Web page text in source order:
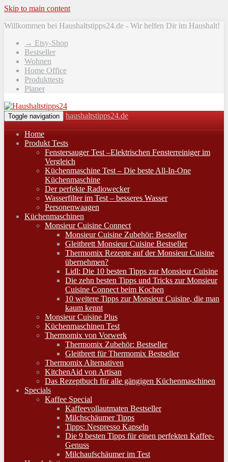
Skip to main content
Willkommen bei Haushaltstipps24.de - Wir helfen Dir im Haushalt!
→ Etsy-Shop
Bestseller
Wohnen
Home Office
Produkttests
Planer
Toggle navigation haushaltstipps24.de
Home
Produkt Tests
Fenstersauger Test –Elektrischen Fensterreiniger im
Vergleich
Küchenmaschine Test – Die beste All-In-One
Küchenmaschine
Der perfekte Radiowecker
Wasserfilter im Test – besseres Wasser
Personenwaagen
Küchenmaschinen
Monsieur Cuisine Connect
Monsieur Cuisine Zubehör: Bestseller
Gleitbrett Monsieur Cuisine Bestseller
Thermomix Rezepte auf der Monsieur Cuisine
übernehmen?
Lidl: Die 10 besten Tipps zur Monsieur Cuisine
Die zehn besten Tipps und Tricks zur Monsieur
Cuisine Connect beim Kochen
10 weitere Tipps zur Monsieur Cuisine, die man
kaum kennt
Monsieur Cuisine Plus
Küchenmaschinen Test
Thermomix von Vorwerk
Thermomix Zubehör: Bestseller
Gleitbrett für Thermomix Bestseller
Thermomix Alternativen
KitchenAid von Artisan
Das Rezeptbuch für alle gängigen Küchenmaschinen
Specials
Kaffee Special
Kaffeevollautmaten Bestseller
Milchschäumer Tipps
Tipps: Nespresso Kapseln
Die 9 besten Tipps für einen perfekten Kaffee-
Genuss
Milchaufschäumer im Test